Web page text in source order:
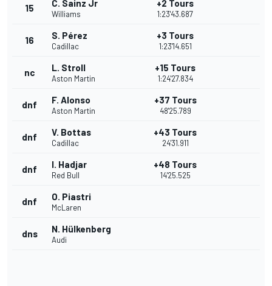
15 C. Sainz Jr
Williams
+2 Tours
1:23'43.687
16 S. Pérez
Cadillac
+3 Tours
1:23'14.651
nc L. Stroll
Aston Martin
+15 Tours
1:24'27.834
dnf F. Alonso
Aston Martin
+37 Tours
48'25.789
dnf V. Bottas
Cadillac
+43 Tours
24'31.911
dnf I. Hadjar
Red Bull
+48 Tours
14'25.525
dnf O. Piastri
McLaren
dns N. Hülkenberg
Audi